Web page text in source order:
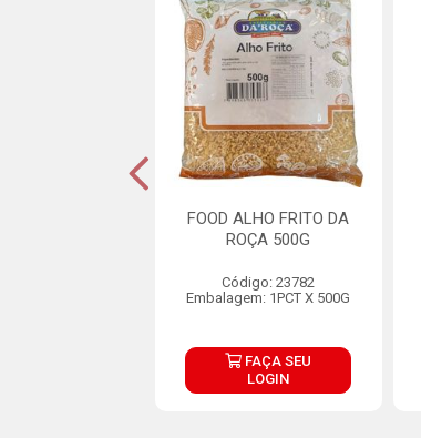
FOOD ALHO FRITO DA
ROÇA 500G
Código: 23782
Embalagem: 1PCT X 500G
FAÇA SEU
LOGIN